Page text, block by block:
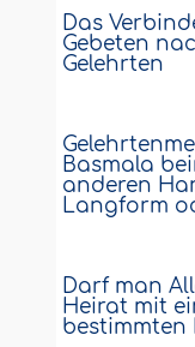
Das
Gebeten
Gelehrten
Basmala
anderen
Langform
Darf man
Heirat mit